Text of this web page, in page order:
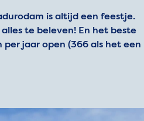
is altijd een feestje.
te beleven! En het beste
per jaar open (366 als het een